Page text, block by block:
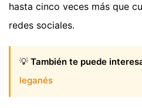
hasta cinco veces más que
redes sociales.
💡 También te puede
leganés